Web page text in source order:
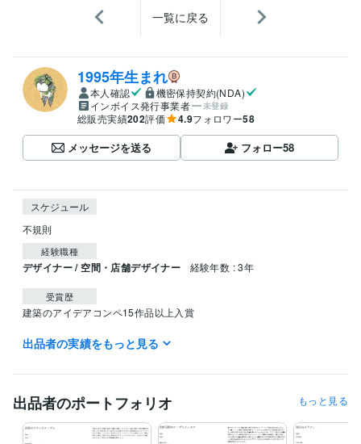
一覧に戻る
1995年生まれ
本人確認
機密保持契約(NDA)
インボイス発行事業者
未登録
総販売実績202評価 4.9フォロワー58
メッセージを送る フォロー58
スケジュール
不規則
経験職種
デザイナー / 空間・店舗デザイナー 経験年数 : 3年
受賞歴
建築のアイデアコンペ15作品以上入賞
得意分野
建設業
出品者の実績をもっと見る
出品者のポートフォリオ もっと見る